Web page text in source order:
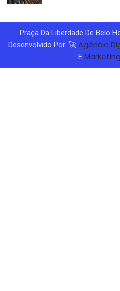
Praça Da Liberdade De Belo
Desenvolvido Por: 🚀 Agência
E